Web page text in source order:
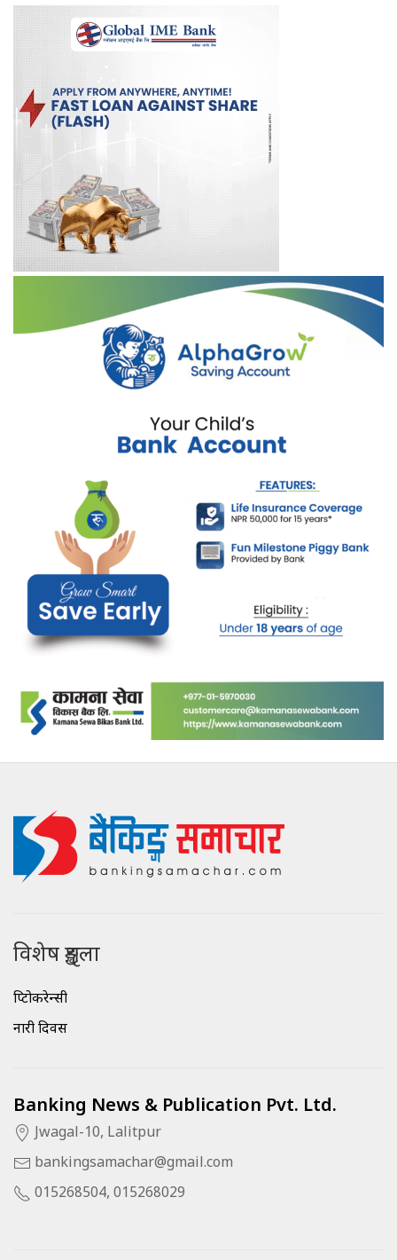
विशेष शृङ्खला
क्रिप्टोकरेन्सी
नारी दिवस
Banking News & Publication Pvt. Ltd.
Jwagal-10, Lalitpur
bankingsamachar@gmail.com
015268504, 015268029